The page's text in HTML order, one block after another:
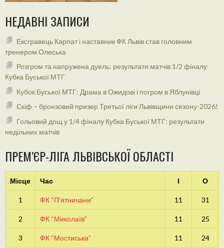
НЕДАВНІ ЗАПИСИ
Ексгравець Карпат і наставник ФК Львів став головним
тренером Олеська
Розгром та напружена дуель: результати матчів 1/2 фіналу
Кубка Буської МТГ
Кубок Буської МТГ: Драма в Ожидові і погром в Яблунівці
Скіф – бронзовий призер Третьої ліги Львівщини сезону-2026!
Гольовий дощ у 1/4 фіналу Кубка Буської МТГ: результати
недільних матчів
ПРЕМ’ЄР-ЛІГА ЛЬВІВСЬКОЇ ОБЛАСТІ
Місце Час І О
1 ФК “П’ятничани” 11 31
2 ФК “Миколаїв” 11 25
3 ФК “Мостиська” 11 24